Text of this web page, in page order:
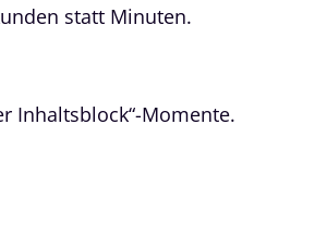
statt Minuten.
Inhaltsblock“-Momente.